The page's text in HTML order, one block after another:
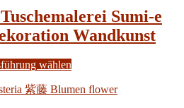
Produktseite
gewählt
werden
Sumi-e
Wandkunst
wählen
weist